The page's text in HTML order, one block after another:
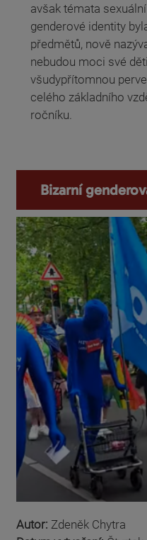
avšak témata
genderové identity
předmětů, nově
nebudou moci své
všudypřítomnou
celého základního
ročníku.
Bizarní
Autor: Zdeněk Chytra